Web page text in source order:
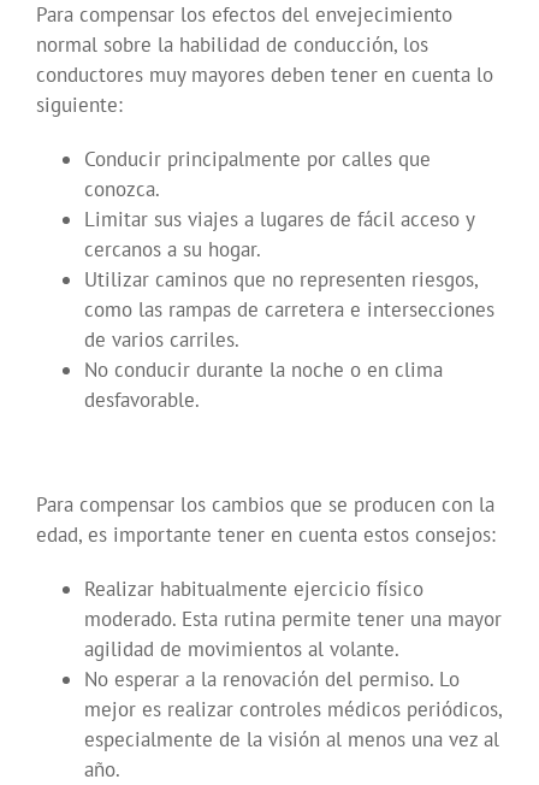
Para compensar los efectos del envejecimiento
normal sobre la habilidad de conducción, los
conductores muy mayores deben tener en cuenta lo
siguiente:
Conducir principalmente por calles que
conozca.
Limitar sus viajes a lugares de fácil acceso y
cercanos a su hogar.
Utilizar caminos que no representen riesgos,
como las rampas de carretera e intersecciones
de varios carriles.
No conducir durante la noche o en clima
desfavorable.
Para compensar los cambios que se producen con la
edad, es importante tener en cuenta estos consejos:
Realizar habitualmente ejercicio físico
moderado. Esta rutina permite tener una mayor
agilidad de movimientos al volante.
No esperar a la renovación del permiso. Lo
mejor es realizar controles médicos periódicos,
especialmente de la visión al menos una vez al
año.